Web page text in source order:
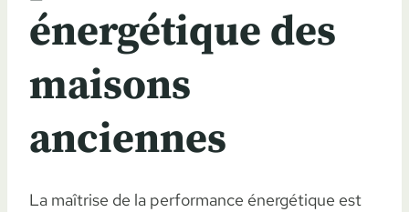
énergétique des
maisons
anciennes
La maîtrise de la performance énergétique est